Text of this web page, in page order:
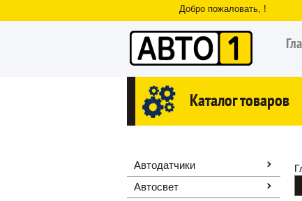
Добро пожаловать, !
Каталог товаров
Автодатчики
Автосвет